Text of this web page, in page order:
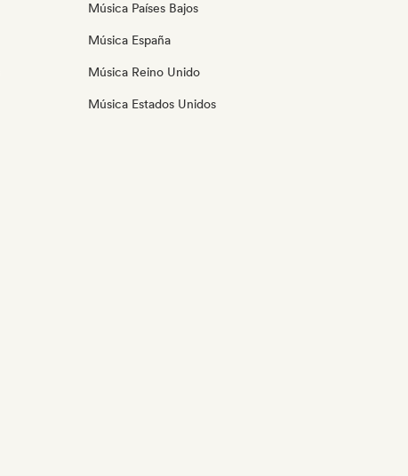
Música Países Bajos
Música España
Música Reino Unido
Música Estados Unidos